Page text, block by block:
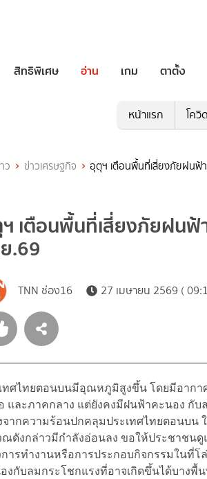
สิทธิพิเศษ อ่าน เกม ตาตั้ง
หน้าแรก โควิ
ว ข่าวเศรษฐกิจ อุตุฯ เตือนพื้นที่เสี่ยงภัยฝนฟ้า
เตือนพื้นที่เสี่ยงภัยฝนฟ้
.69
TNN ช่อง16 27 เมษายน 2569 (
ทศไทยตอนบนมีอุณหภูมิสูงขึ้น โดยมีอาก
และภาคกลาง แต่ยังคงมีฝนฟ้าคะนอง กั
จากความร้อนปกคลุมประเทศไทยตอนบ
ณดังกล่าวมีกำลังอ่อนลง ขอให้ประชาชน
การทำงานหรือการประกอบกิจกรรมในที่โ
งกับลมกระโชกแรงที่อาจเกิดขึ้นได้บางพื้น